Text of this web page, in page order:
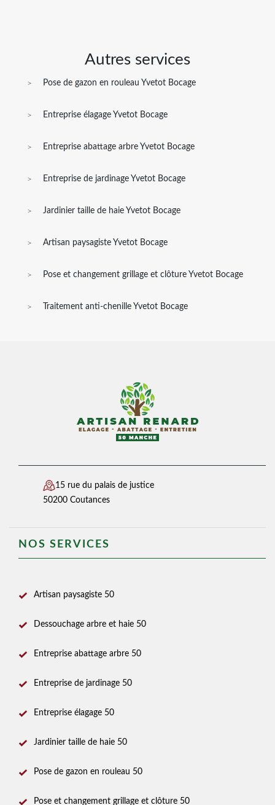
Autres services
Pose de gazon en rouleau Yvetot Bocage
Entreprise élagage Yvetot Bocage
Entreprise abattage arbre Yvetot Bocage
Entreprise de jardinage Yvetot Bocage
Jardinier taille de haie Yvetot Bocage
Artisan paysagiste Yvetot Bocage
Pose et changement grillage et clôture Yvetot Bocage
Traitement anti-chenille Yvetot Bocage
15 rue du palais de justice
50200 Coutances
NOS SERVICES
Artisan paysagiste 50
Dessouchage arbre et haie 50
Entreprise abattage arbre 50
Entreprise de jardinage 50
Entreprise élagage 50
Jardinier taille de haie 50
Pose de gazon en rouleau 50
Pose et changement grillage et clôture 50